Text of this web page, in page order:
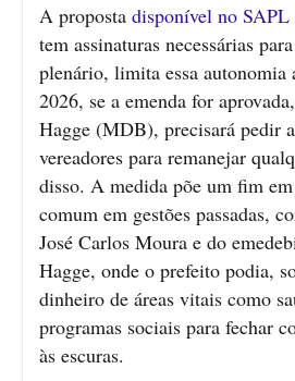
A proposta disponível no
tem assinaturas necessárias
plenário, limita essa
2026, se a emenda for
Hagge (MDB), precisará pedir
vereadores para remanejar
disso. A medida põe um fim
comum em gestões passadas,
José Carlos Moura e do
Hagge, onde o prefeito podia,
dinheiro de áreas vitais como
programas sociais para fechar
às escuras.